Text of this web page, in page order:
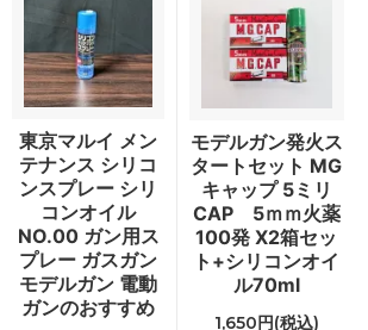
東京マルイ メン
テナンス シリコ
ンスプレー シリ
コンオイル
NO.00 ガン用ス
プレー ガスガン
モデルガン 電動
ガンのおすすめ
モデルガン発火ス
タートセット MG
キャップ 5ミリ
CAP 5ｍｍ火薬
100発 X2箱セッ
ト+シリコンオイ
ル70ml
1,650円(税込)